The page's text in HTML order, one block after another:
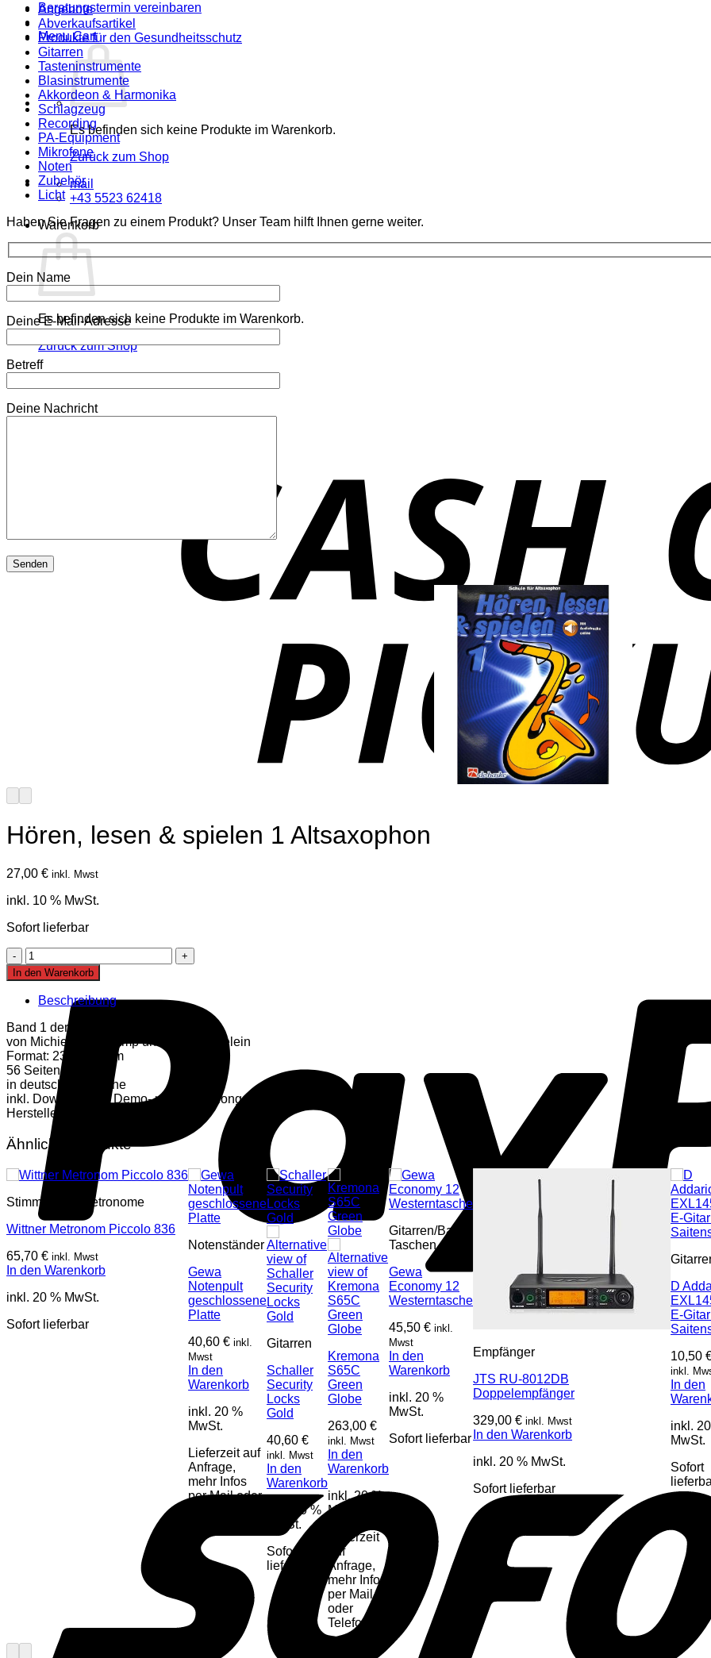
Beratungstermin vereinbaren
Menu Cart
Es befinden sich keine Produkte im Warenkorb.
Zurück zum Shop
mail
+43 5523 62418
Warenkorb
Es befinden sich keine Produkte im Warenkorb.
Zurück zum Shop
Angebote
Abverkaufsartikel
Produkte für den Gesundheitsschutz
Gitarren
Tasteninstrumente
Blasinstrumente
Akkordeon & Harmonika
Schlagzeug
Recording
PA-Equipment
Mikrofone
Noten
Zubehör
Licht
Haben Sie Fragen zu einem Produkt? Unser Team hilft Ihnen gerne weiter.
Dein Name
Deine E-Mail-Adresse
Betreff
Deine Nachricht
Hören, lesen & spielen 1 Altsaxophon
27,00 € inkl. Mwst
inkl. 10 % MwSt.
Sofort lieferbar
Hören,
lesen
&
spielen
Altsaxophon
Menge
In den Warenkorb
Beschreibung
Band 1 der Schule für Altsaxophon
von Michiel Oldenkamp und Jaap Kastelein
Format: 23 x 30,5 cm
56 Seiten
in deutscher Sprache
inkl. Download mit Demo- und Play-Along-Tracks
Hersteller Nr.: DHP 991748-404
Ähnliche Produkte
Stimmgeräte/Metronome
Wittner Metronom Piccolo 836
65,70 € inkl. Mwst
In den Warenkorb
inkl. 20 % MwSt.
Sofort lieferbar
Notenständer
Gewa
Notenpult
geschlossene
Platte
40,60€ inkl.
Mwst
In den
Warenkorb
inkl. 20 %
MwSt.
Lieferzeit auf
Anfrage,
mehr Infos
per Mail oder
Gitarren
Schaller
Security
Locks
Gold
40,60€
inkl. Mwst
In den
Warenkorb
inkl. 20 %
MwSt.
Sofort
lieferbar
Kremona
S65C
Green
Globe
263,00€
inkl. Mwst
In den
Warenkorb
inkl. 20 %
MwSt.
Lieferzeit
auf
Anfrage,
mehr Infos
per Mail
oder
Telefon
Gitarren/Bass
Taschen
Gewa
Economy 12
Westerntasche
45,50€ inkl.
Mwst
In den
Warenkorb
inkl. 20 %
MwSt.
Sofort lieferbar
Empfänger
JTS RU-8012DB
Doppelempfänger
329,00€ inkl. Mwst
In den Warenkorb
inkl. 20 % MwSt.
Sofort lieferbar
D
E-
10,50
inkl.
In den
inkl.
MwSt.
Sofort